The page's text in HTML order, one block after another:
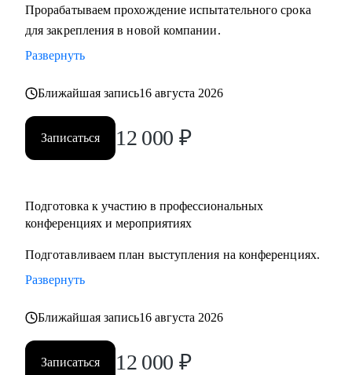
Прорабатываем прохождение испытательного срока
для закрепления в новой компании.
Развернуть
Ближайшая запись16 августа 2026
Записаться 12 000 ₽
Подготовка к участию в профессиональных
конференциях и мероприятиях
Подготавливаем план выступления на конференциях.
Развернуть
Ближайшая запись16 августа 2026
Записаться 12 000 ₽